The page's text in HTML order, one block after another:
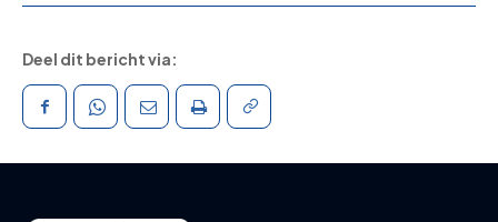
Deel dit bericht via: